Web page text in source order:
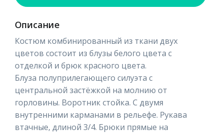
Описание
Костюм комбинированный из ткани двух
цветов состоит из блузы белого цвета с
отделкой и брюк красного цвета.
Блуза полуприлегающего силуэта с
центральной застёжкой на молнию от
горловины. Воротник стойка. С двумя
внутренними карманами в рельефе. Рукава
втачные, длиной 3/4. Брюки прямые на